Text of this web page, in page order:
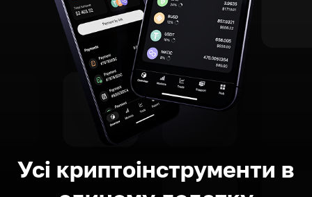
Усі криптоінструменти в